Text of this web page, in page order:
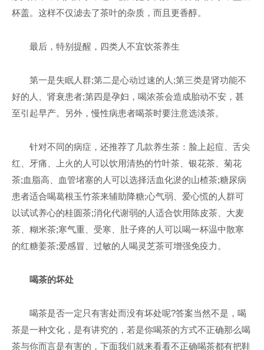
杯盖。这样不仅滤去了茶叶的杂质，而且更香醇。
最后，特别提醒，四类人不宜饮茶养生
第一是失眠人群;第二是心动过速的人;第三类是肾功能不
好的人、肾衰患者;第四是孕妇，喝浓茶会造成胎动不安，甚
至引起早产。另外，慢性病患者喝茶时要注意选淡茶。
针对不同的病症，还推荐了几款养生茶：脸上起痘、舌尖
红、牙痛、上火的人可以饮用清热的竹叶茶、银花茶、菊花
茶;血脂高、血管堵塞的人可以选择活血化淤的山楂茶;糖尿病
患者适合喝葛根玉竹茶来辅助降糖;心气弱、爱心慌的人群可
以试试养心的桂圆茶;消化代谢弱的人适合饮用陈皮茶、大麦
茶、糊米茶;寒气重、受寒、肚子疼的人可以喝一杯温中散寒
的红糖姜茶;爱感冒、过敏的人喝灵芝茶可增强免疫力。
喝茶的坏处
喝茶是否一定只有害处而没有坏处呢?答案当然不是，喝
茶是一种文化，是有讲究的，若是你喝茶的方式不正确那么喝
茶与你而言是有害的，下面我们就来看看不正确喝茶都有把鞋